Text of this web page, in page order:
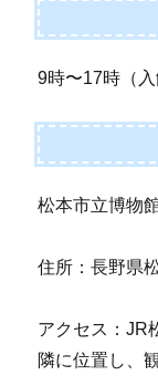
9時〜17時（入
松本市立博物
住所：長野県
アクセス：JR
隣に位置し、